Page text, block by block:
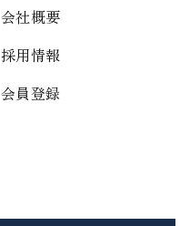
会社概要
採用情報
会員登録